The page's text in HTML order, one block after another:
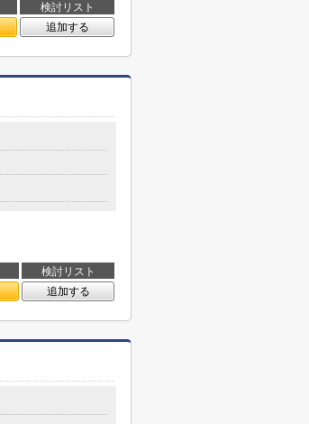
検討リスト
追加する
検討リスト
追加する